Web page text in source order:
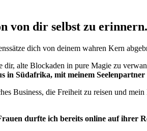
von dir selbst zu erinnern.
dich von deinem wahren Kern
alte Blockaden in pure Magie zu
in Südafrika, mit meinem Seelenpartner
Business, die Freiheit zu reisen und
durfte ich bereits online auf ihrer